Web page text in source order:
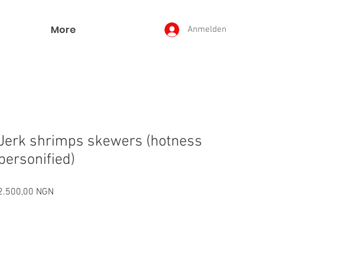
More Anmelden
shrimps skewers (hotness
NGN